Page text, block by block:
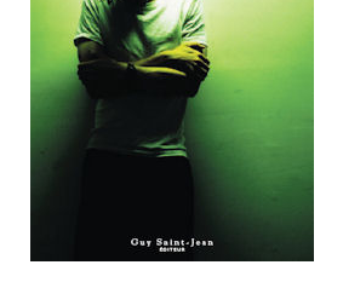
Finances
Nouveautés
Numérique
Page vedette